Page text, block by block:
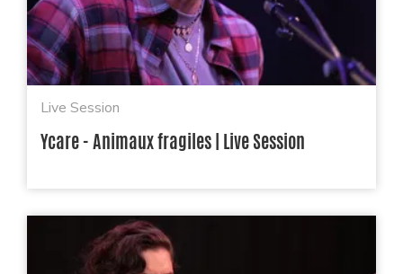
Live Session
Ycare - Animaux fragiles | Live Session